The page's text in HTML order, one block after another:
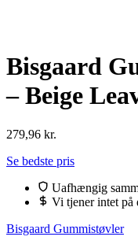
Bisgaard
– Beige
279,96 kr.
Se bedste pris
Uafhængig
Vi tjener intet
Bisgaard Gummistøvler